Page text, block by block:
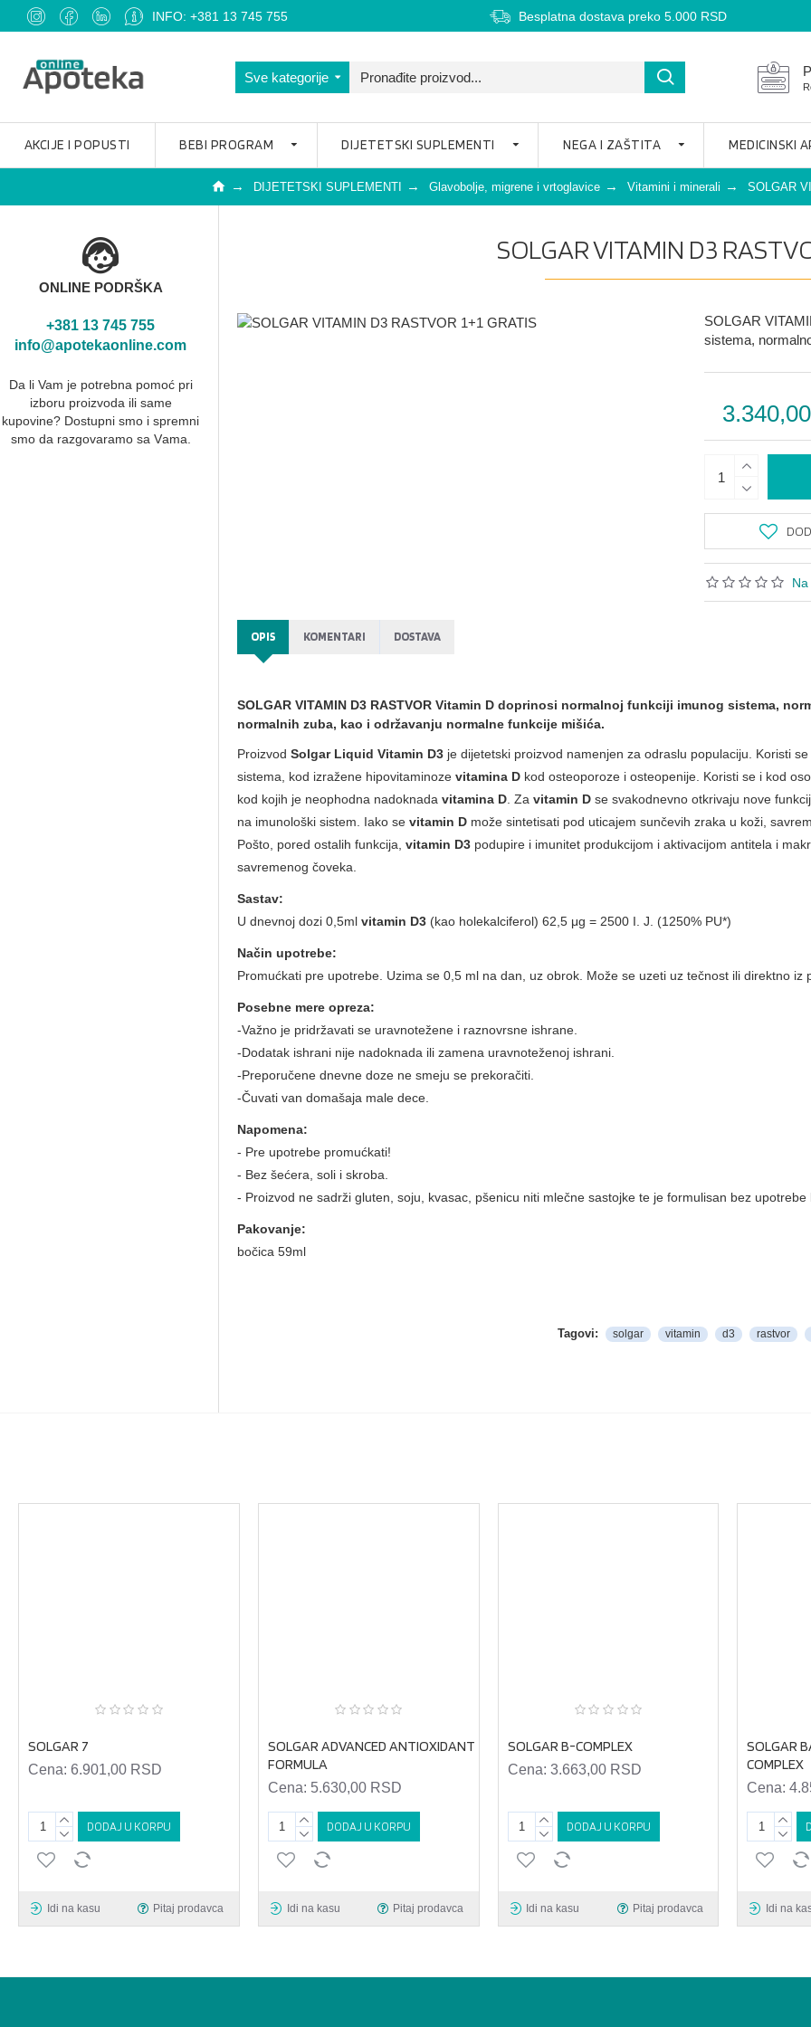
INFO: +381 13 745 755 Besplatna dostava preko 5.000 RSD
Sve kategorije
AKCIJE I POPUSTI BEBI PROGRAM DIJETETSKI SUPLEMENTI NEGA I ZAŠTITA MEDICINSKI
DIJETETSKI SUPLEMENTI Glavobolje, migrene i vrtoglavice Vitamini i minerali SOLGAR
ONLINE PODRŠKA
+381 13 745 755
info@apotekaonline.com
Da li Vam je potrebna pomoć pri
izboru proizvoda ili same
kupovine? Dostupni smo i spremni
smo dа rаzgovаrаmo sа Vаmа.
SOLGAR VITAMIN D3
SOLGAR
sistema,
OPIS KOMENTARI DOSTAVA
SOLGAR VITAMIN D3 RASTVOR Vitamin D doprinosi normalnoj funkciji imunog sistema,
normalnih zuba, kao i održavanju normalne funkcije mišića.
Proizvod Solgar Liquid Vitamin D3 je dijetetski proizvod namenjen za odraslu populaciju. Koristi
sistema, kod izražene hipovitaminoze vitamina D kod osteoporoze i osteopenije. Koristi se i kod
kod kojih je neophodna nadoknada vitamina D . Za vitamin D se svakodnevno otkrivaju nove
na imunološki sistem. Iako se vitamin D može sintetisati pod uticajem sunčevih zraka u koži,
Pošto, pored ostalih funkcija, vitamin D3 podupire i imunitet produkcijom i aktivacijom antitela i
savremenog čoveka.
Sastav:
U dnevnoj dozi 0,5ml vitamin D3 (kao holekalciferol) 62,5 μg = 2500 I. J. (1250% PU*)
Način upotrebe:
Promućkati pre upotrebe. Uzima se 0,5 ml na dan, uz obrok. Može se uzeti uz tečnost ili direktno iz
Posebne mere opreza:
-Važno je pridržavati se uravnotežene i raznovrsne ishrane.
-Dodatak ishrani nije nadoknada ili zamena uravnoteženoj ishrani.
-Preporučene dnevne doze ne smeju se prekoračiti.
-Čuvati van domašaja male dece.
Napomena:
- Pre upotrebe promućkati!
- Bez šećera, soli i skroba.
- Proizvod ne sadrži gluten, soju, kvasac, pšenicu niti mlečne sastojke te je formulisan bez
Pakovanje:
bočica 59ml
Tagovi: solgar vitamin d3 rastvor
SOLGAR 7
Cena: 6.901,00 RSD
DODAJ U KORPU
Idi na kasu Pitaj prodavca
SOLGAR ADVANCED ANTIOXIDANT
FORMULA
Cena: 5.630,00 RSD
DODAJ U KORPU
Idi na kasu Pitaj prodavca
SOLGAR B-COMPLEX
Cena: 3.663,00 RSD
DODAJ U KORPU
Idi na kasu Pitaj prodavca
SOLGAR
COMPLEX
Cena:
Idi na